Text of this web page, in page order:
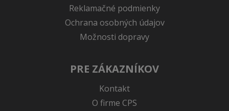
Reklamačné podmienky
Ochrana osobných údajov
Možnosti dopravy
PRE ZÁKAZNÍKOV
Kontakt
O firme CPS